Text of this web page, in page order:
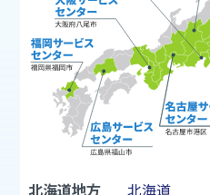
北海道地方
北海道